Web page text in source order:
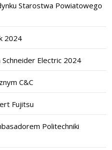
Starostwa Powiatowego
2024
Electric 2024
C&C
Fujitsu
Politechniki